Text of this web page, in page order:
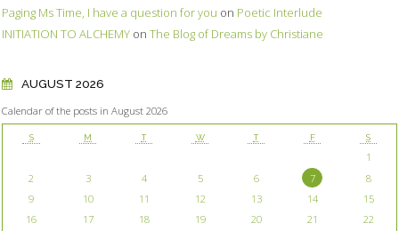
Paging Ms Time, I have a question for you on Poetic Interlude
INITIATION TO ALCHEMY on The Blog of Dreams by Christiane
AUGUST 2026
Calendar of the posts in August 2026
S M T W T F S
1
2
3 4 5 6 7
8
9
10 11 12 13 14
15
16
17 18 19 20 21
22